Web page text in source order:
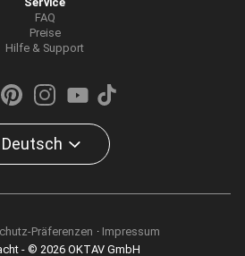
FAQ
Preise
Hilfe & Support
Deutsch
Präferenzen
Impressum
- © 2026 OKTAV GmbH